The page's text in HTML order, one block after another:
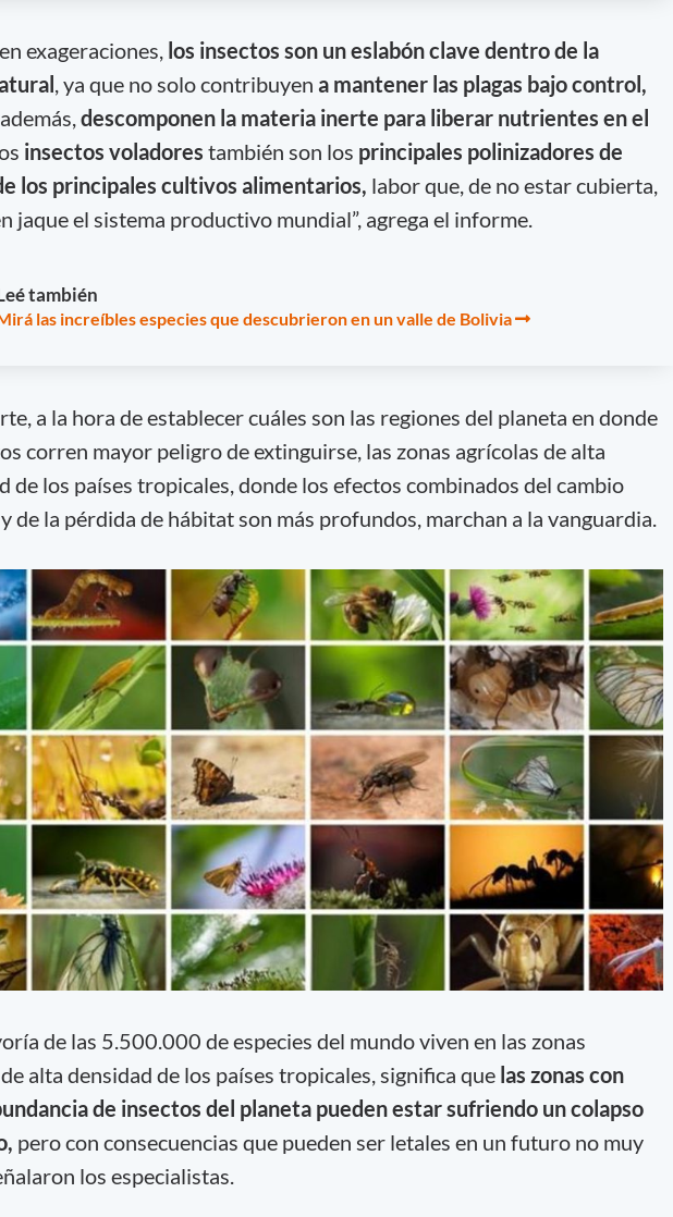
exageraciones, los insectos son un eslabón clave dentro de la
, ya que no solo contribuyen a mantener las plagas bajo control,
descomponen la materia inerte para liberar nutrientes en el
insectos voladores también son los principales polinizadores de
los principales cultivos alimentarios, labor que, de no estar cubierta,
jaque el sistema productivo mundial”, agrega el informe.
también
las increíbles especies que descubrieron en un valle de Bolivia
a la hora de establecer cuáles son las regiones del planeta en donde
corren mayor peligro de extinguirse, las zonas agrícolas de alta
de los países tropicales, donde los efectos combinados del cambio
de la pérdida de hábitat son más profundos, marchan a la vanguardia.
de las 5.500.000 de especies del mundo viven en las zonas
alta densidad de los países tropicales, significa que las zonas con
de insectos del planeta pueden estar sufriendo un colapso
pero con consecuencias que pueden ser letales en un futuro no muy
los especialistas.